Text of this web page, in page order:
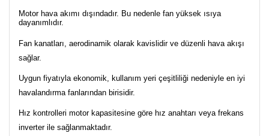
Motor hava akımı dışındadır. Bu nedenle fan yüksek ısıya
dayanımlıdır.
Fan kanatları, aerodinamik olarak kavislidir ve düzenli hava akışı
sağlar.
Uygun fiyatıyla ekonomik, kullanım yeri çeşitliliği nedeniyle en iyi
havalandırma fanlarından birisidir.
Hız kontrolleri motor kapasitesine göre hız anahtarı veya frekans
inverter ile sağlanmaktadır.